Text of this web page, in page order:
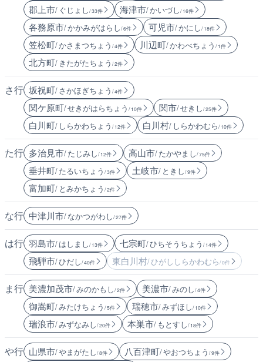
郡上市/ ぐじょし/ 33件 海津市/ かいづし/ 16件
各務原市/ かかみがはらし/ 6件 可児市/ かにし/ 18件
笠松町/ かさまつちょう / 4件 川辺町/ かわべちょう / 1件
北方町/ きたがたちょう / 2件
さ行 坂祝町/ さかほぎちょう / 4件
関ケ原町/ せきがはらちょう / 10件 関市/ せきし/ 25件
白川町/ しらかわちょう / 12件 白川村/ しらかわむら/ 10件
た行 多治見市/ たじみし/ 12件 高山市/ たかやまし/ 75件
垂井町/ たるいちょう / 3件 土岐市/ ときし/ 9件
富加町/ とみかちょう / 2件
な行 中津川市/ なかつがわし/ 27件
は行 羽島市/ はしまし/ 13件 七宗町/ ひちそうちょう / 14件
飛騨市/ ひだし/ 40件 東白川村/ ひがししらかわむら/ 0件
ま行 美濃加茂市/ みのかもし/ 2件 美濃市/ みのし/ 4件
御嵩町/ みたけちょう / 5件 瑞穂市/ みずほし/ 10件
瑞浪市/ みずなみし/ 20件 本巣市/ もとすし/ 18件
や行 山県市/ やまがたし/ 8件 八百津町/ やおつちょう / 9件